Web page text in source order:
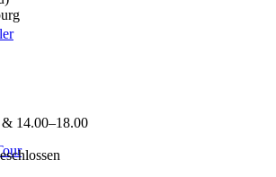
96
14.00–18.00